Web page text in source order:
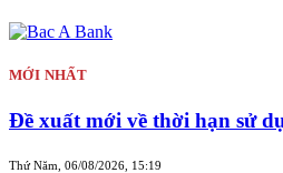
MỚI NHẤT
Đề xuất mới về thời hạn sử
Thứ Năm, 06/08/2026, 15:19